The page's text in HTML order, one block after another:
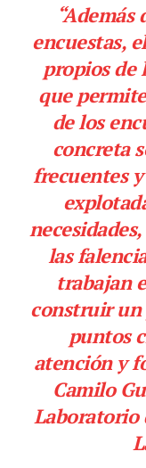
encuestas,
propios de
que
de los
concreta
frecuentes
las
trabajan
construir un
puntos
atención y
Camilo
Laboratorio